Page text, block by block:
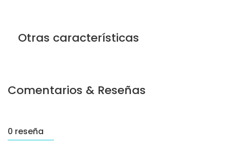
Otras características
Comentarios & Reseñas
0 reseña